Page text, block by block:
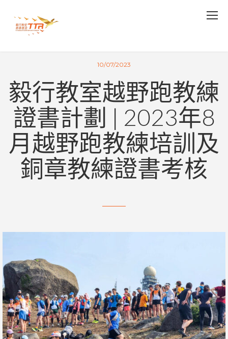
10/07/2023
毅行教室越野跑教練
證書計劃 | 2023年8
月越野跑教練培訓及
銅章教練證書考核